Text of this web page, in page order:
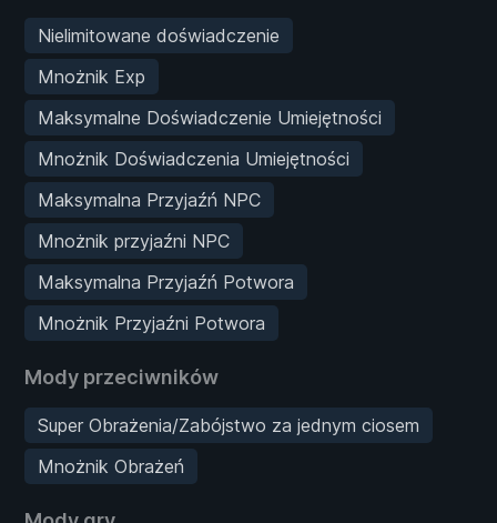
Nielimitowane doświadczenie
Mnożnik Exp
Maksymalne Doświadczenie Umiejętności
Mnożnik Doświadczenia Umiejętności
Maksymalna Przyjaźń NPC
Mnożnik przyjaźni NPC
Maksymalna Przyjaźń Potwora
Mnożnik Przyjaźni Potwora
Mody przeciwników
Super Obrażenia/Zabójstwo za jednym ciosem
Mnożnik Obrażeń